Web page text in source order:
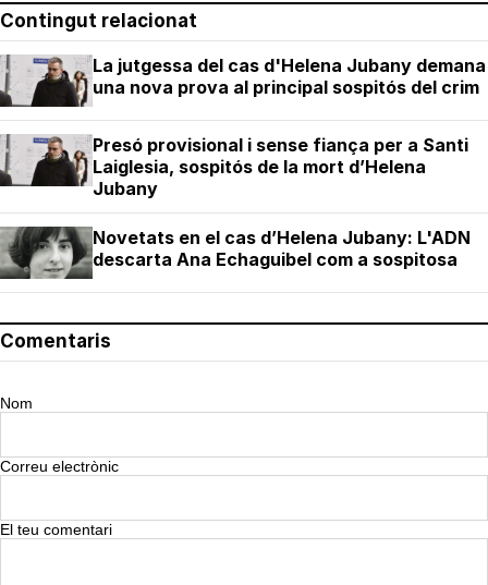
Contingut relacionat
La jutgessa del cas d'Helena Jubany demana
una nova prova al principal sospitós del crim
Presó provisional i sense fiança per a Santi
Laiglesia, sospitós de la mort d’Helena
Jubany
Novetats en el cas d’Helena Jubany: L'ADN
descarta Ana Echaguibel com a sospitosa
Comentaris
Nom
Correu electrònic
El teu comentari